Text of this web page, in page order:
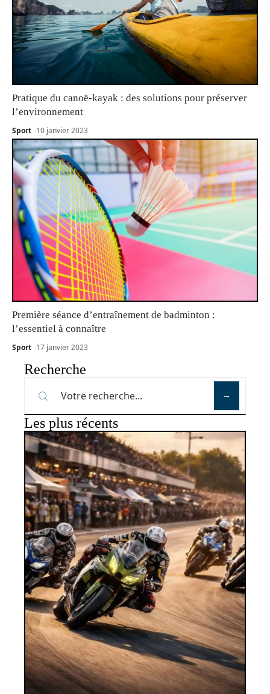
Pratique du canoë-kayak : des solutions pour préserver
l’environnement
Sport 10 janvier 2023
Première séance d’entraînement de badminton :
l’essentiel à connaître
Sport 17 janvier 2023
Recherche
Les plus récents